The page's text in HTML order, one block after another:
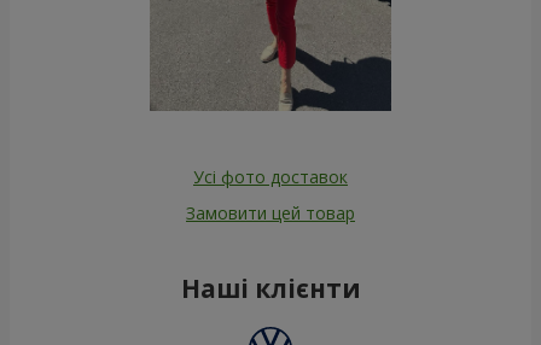
Усі фото доставок
Замовити цей товар
Наші клієнти